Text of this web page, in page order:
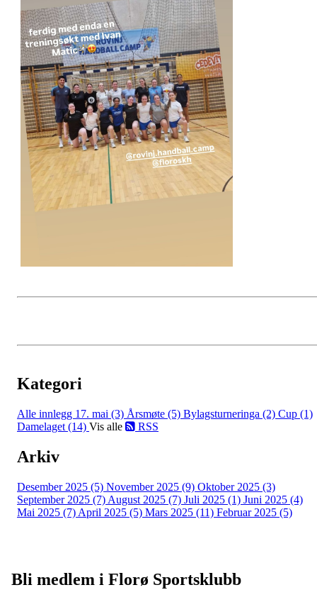
Kategori
Alle innlegg 17. mai (3) Årsmøte (5) Bylagsturneringa (2) Cup (1)
Damelaget (14) Vis alle RSS
Arkiv
Desember 2025 (5) November 2025 (9) Oktober 2025 (3)
September 2025 (7) August 2025 (7) Juli 2025 (1) Juni 2025 (4)
Mai 2025 (7) April 2025 (5) Mars 2025 (11) Februar 2025 (5)
Bli medlem i Florø Sportsklubb